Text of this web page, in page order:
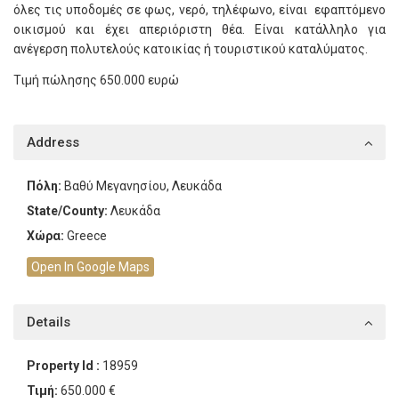
όλες τις υποδομές σε φως, νερό, τηλέφωνο, είναι εφαπτόμενο
οικισμού και έχει απεριόριστη θέα. Είναι κατάλληλο για
ανέγερση πολυτελούς κατοικίας ή τουριστικού καταλύματος.
Τιμή πώλησης 650.000 ευρώ
Address
Πόλη: Βαθύ Μεγανησίου, Λευκάδα
State/County: Λευκάδα
Χώρα: Greece
Open In Google Maps
Details
Property Id : 18959
Τιμή: 650.000 €